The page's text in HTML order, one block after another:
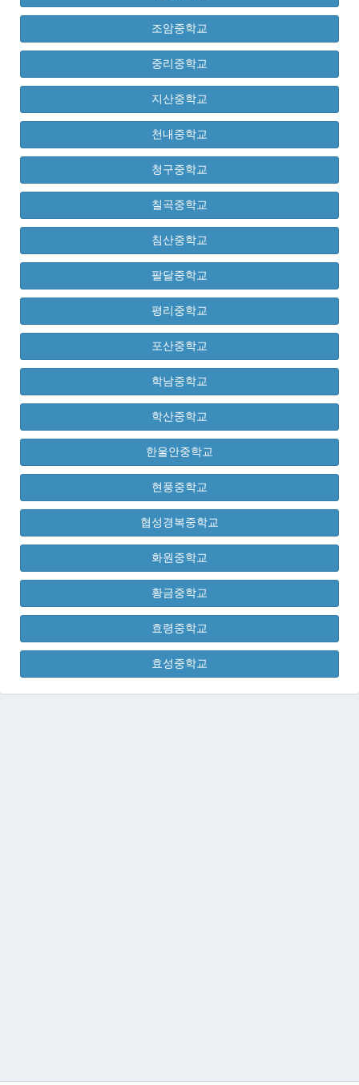
조암중학교
중리중학교
지산중학교
천내중학교
청구중학교
칠곡중학교
침산중학교
팔달중학교
평리중학교
포산중학교
학남중학교
학산중학교
한울안중학교
현풍중학교
협성경복중학교
화원중학교
황금중학교
효령중학교
효성중학교